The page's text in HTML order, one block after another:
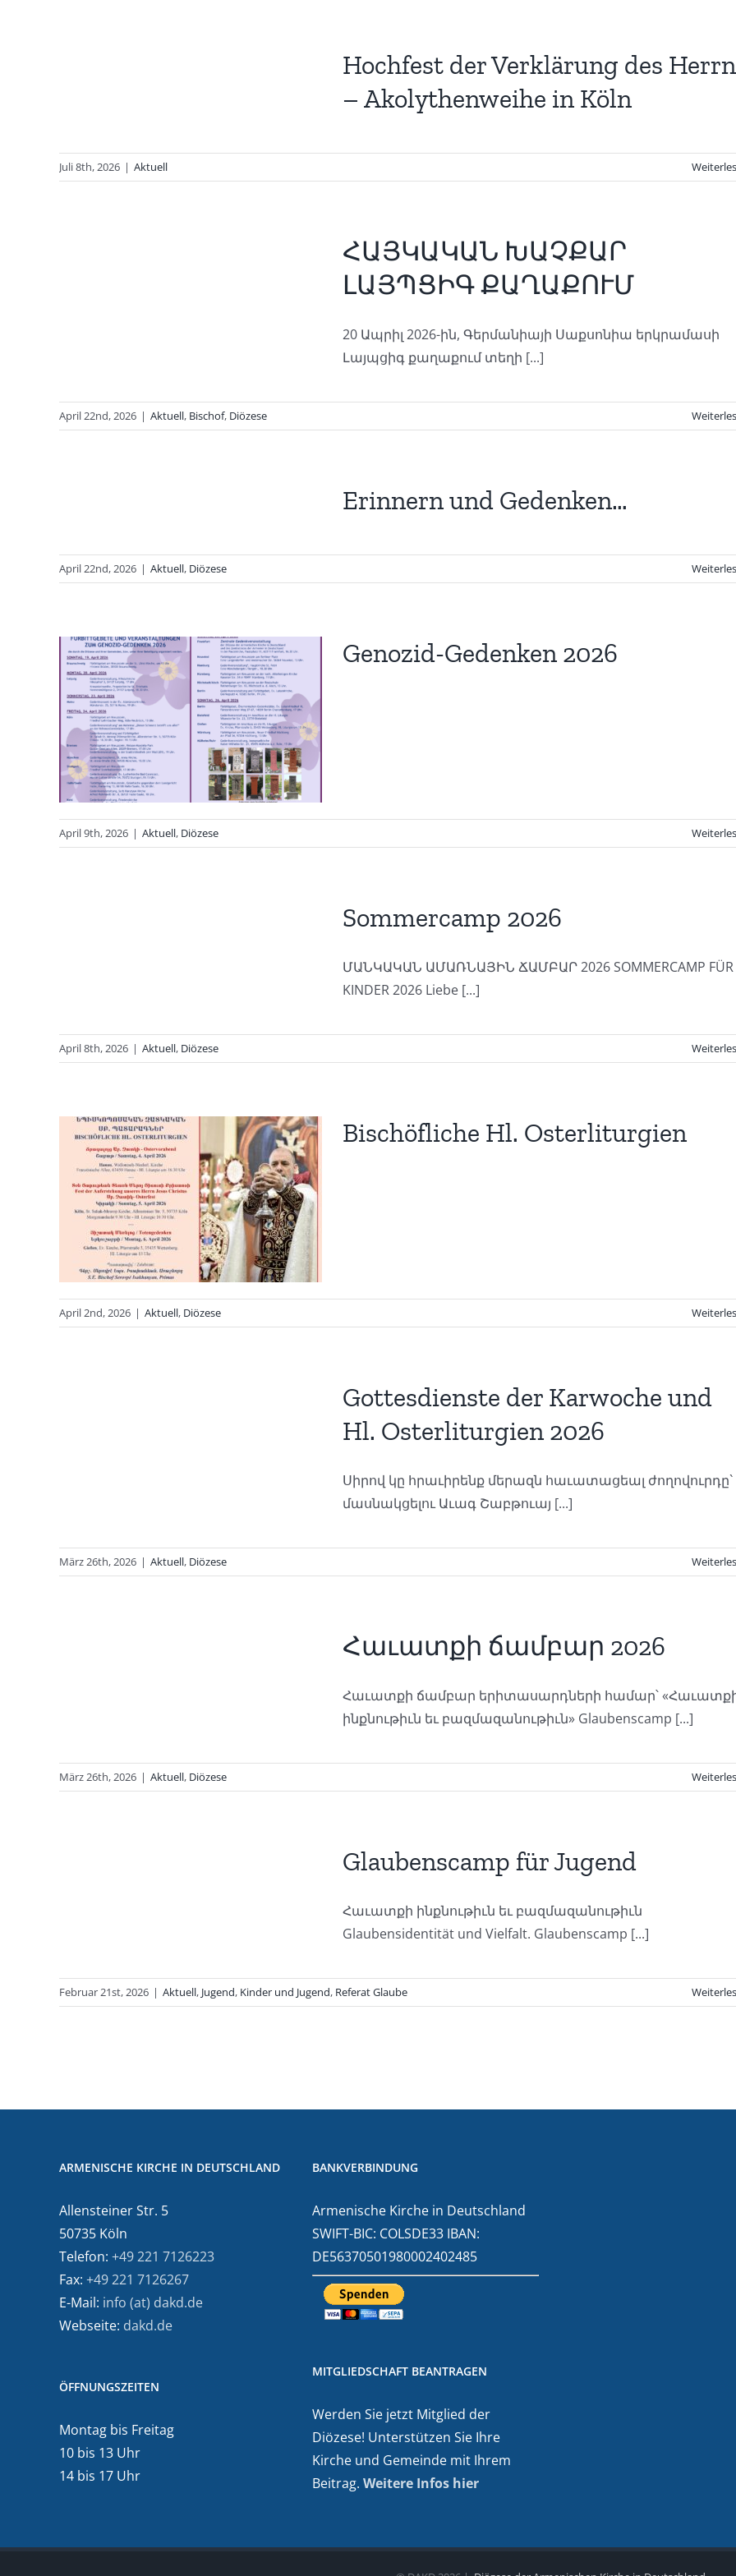
Hochfest der Verklärung des Herrn
– Akolythenweihe in Köln
Juli 8th, 2026 | Aktuell
ՀԱՅԿԱԿԱՆ ԽԱՉՔԱՐ
ԼԱՅՊՑԻԳ ՔԱՂԱՔՈՒՄ
20 Ապրիլ 2026-ին, Գերմանիայի Սաքսոնիա երկրամասի
Լայպցիգ քաղաքում տեղի [...]
April 22nd, 2026 | Aktuell, Bischof, Diözese
Erinnern und Gedenken…
April 22nd, 2026 | Aktuell, Diözese
Genozid-Gedenken 2026
April 9th, 2026 | Aktuell, Diözese
Sommercamp 2026
ՄԱՆԿԱԿԱՆ ԱՄԱՌՆԱՅԻՆ ՃԱՄԲԱՐ 2026 SOMMERCAMP FÜR
KINDER 2026 Liebe [...]
April 8th, 2026 | Aktuell, Diözese
Bischöfliche Hl. Osterliturgien
April 2nd, 2026 | Aktuell, Diözese
Gottesdienste der Karwoche und
Hl. Osterliturgien 2026
Սիրով կը հրաւիրենք մերազն հաւատացեալ ժողովուրդը`
մասնակցելու Աւագ Շաբթուայ [...]
März 26th, 2026 | Aktuell, Diözese
Հաւատքի ճամբար 2026
Հաւատքի ճամբար երիտասարդների համար՝
ինքնութիւն եւ բազմազանութիւն» Glaubenscamp [...]
März 26th, 2026 | Aktuell, Diözese
Glaubenscamp für Jugend
Հաւատքի ինքնութիւն եւ բազմազանութիւն
Glaubensidentität und Vielfalt. Glaubenscamp [...]
Februar 21st, 2026 | Aktuell, Jugend, Kinder und Jugend, Referat Glaube
ARMENISCHE KIRCHE IN DEUTSCHLAND
Allensteiner Str. 5
50735 Köln
Telefon: +49 221 7126223
Fax: +49 221 7126267
E-Mail: info (at) dakd.de
Webseite: dakd.de
ÖFFNUNGSZEITEN
Montag bis Freitag
10 bis 13 Uhr
14 bis 17 Uhr
BANKVERBINDUNG
Armenische Kirche in Deutschland
SWIFT-BIC: COLSDE33 IBAN:
DE56370501980002402485
MITGLIEDSCHAFT BEANTRAGEN
Werden Sie jetzt Mitglied der
Diözese! Unterstützen Sie Ihre
Kirche und Gemeinde mit Ihrem
Beitrag. Weitere Infos hier